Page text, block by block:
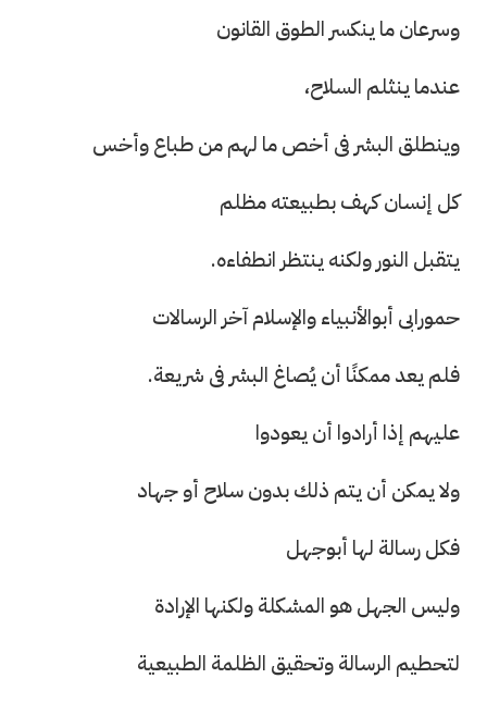
وسرعان ما ينكسر الطوق القانون
عندما ينثلم السلاح،
وينطلق البشر فى أخص ما لهم من طباع وأخس
كل إنسان كهف بطبيعته مظلم
يتقبل النور ولكنه ينتظر انطفاءه.
حمورابى أبوالأنبياء والإسلام آخر الرسالات
فلم يعد ممكنًا أن يُصاغ البشر فى شريعة.
عليهم إذا أرادوا أن يعودوا
ولا يمكن أن يتم ذلك بدون سلاح أو جهاد
فكل رسالة لها أبوجهل
وليس الجهل هو المشكلة ولكنها الإرادة
لتحطيم الرسالة وتحقيق الظلمة الطبيعية